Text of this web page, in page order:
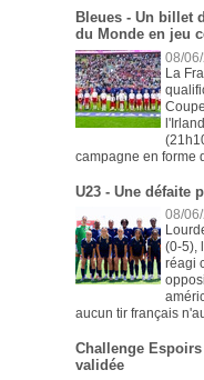
Bleues - Un billet
du Monde en jeu
08/
La
campagne en forme
U23 - Une défaite
08/
(0-5),
réagi
aucun tir français
Challenge
validée